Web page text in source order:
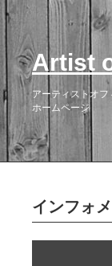
Artist
アーティストオフ
ホームページ
インフォ